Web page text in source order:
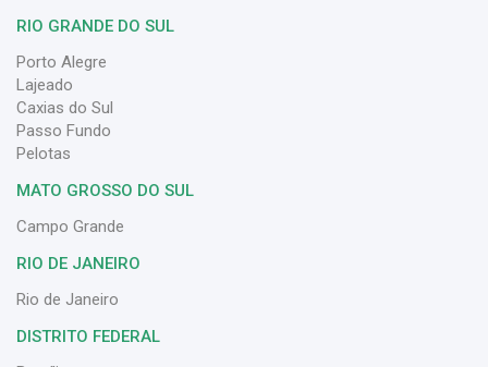
RIO GRANDE DO SUL
Porto Alegre
Lajeado
Caxias do Sul
Passo Fundo
Pelotas
MATO GROSSO DO SUL
Campo Grande
RIO DE JANEIRO
Rio de Janeiro
DISTRITO FEDERAL